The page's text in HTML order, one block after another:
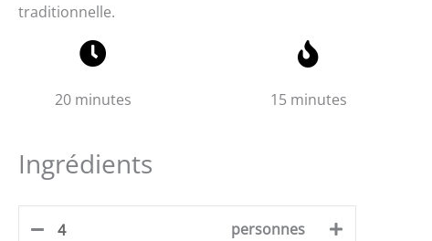
traditionnelle.
20 minutes 15 minutes
Ingrédients
personnes